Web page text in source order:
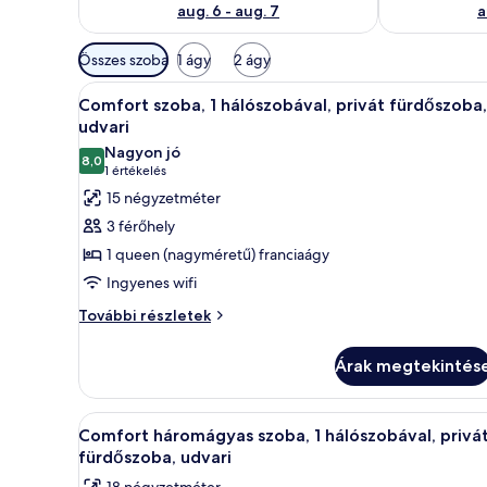
aug. 6 - aug. 7
Szobákhoz
rendelkezésre
álló
szűrők
Összes szoba 1 ágy 2 ágy
A
következő
szoba
összes
képének
megtekintése:
Comfort
szoba,
hálószobával,
udvari
Egy szállodai szoba,
16
Comfort szoba, 1 hálószobával, privát fürdőszoba,
udvari
8,010-ből 8,0
Nagyon jó
1 értékelés
(1
értékelés)
15 négyzetméter
3 férőhely
1 queen (nagyméretű) franciaágy
Ingyenes wifi
További részletek
Comfort
privát
fürdőszoba,
udvari
további
részletei
Árak
A
következő
szoba
Egy szállodai szoba,
12
Comfort háromágyas szoba, 1 hálószobával, privát
fürdőszoba, udvari